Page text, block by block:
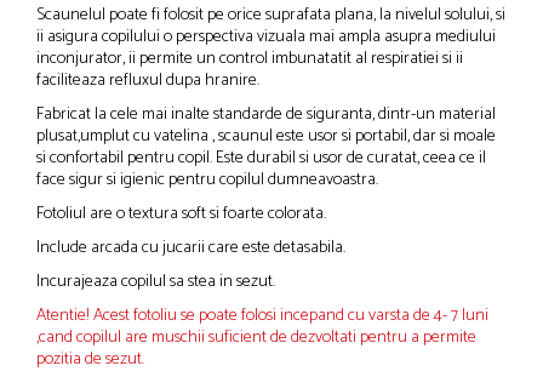
Scaunelul poate fi folosit pe orice suprafata plana, la nivelul solului, si
ii asigura copilului o perspectiva vizuala mai ampla asupra mediului
inconjurator, ii permite un control imbunatatit al respiratiei si ii
faciliteaza refluxul dupa hranire.
Fabricat la cele mai inalte standarde de siguranta, dintr-un material
plusat,umplut cu vatelina , scaunul este usor si portabil, dar si moale
si confortabil pentru copil. Este durabil si usor de curatat, ceea ce il
face sigur si igienic pentru copilul dumneavoastra.
Fotoliul are o textura soft si foarte colorata.
Include arcada cu jucarii care este detasabila.
Incurajeaza copilul sa stea in sezut.
Atentie! Acest fotoliu se poate folosi incepand cu varsta de 4- 7 luni
,cand copilul are muschii suficient de dezvoltati pentru a permite
pozitia de sezut.